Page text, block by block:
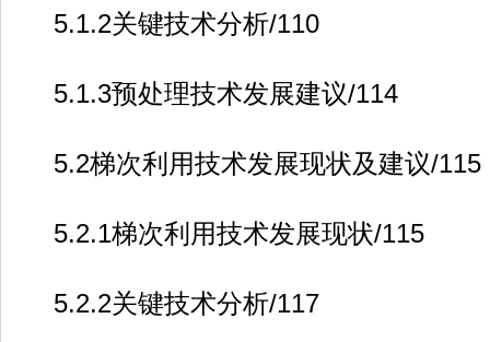
5.1.2关键技术分析/110
5.1.3预处理技术发展建议/114
5.2梯次利用技术发展现状及建议/115
5.2.1梯次利用技术发展现状/115
5.2.2关键技术分析/117